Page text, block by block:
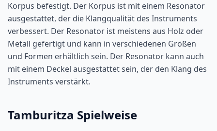
Korpus befestigt. Der Korpus ist mit einem Resonator
ausgestattet, der die Klangqualität des Instruments
verbessert. Der Resonator ist meistens aus Holz oder
Metall gefertigt und kann in verschiedenen Größen
und Formen erhältlich sein. Der Resonator kann auch
mit einem Deckel ausgestattet sein, der den Klang des
Instruments verstärkt.
Tamburitza Spielweise